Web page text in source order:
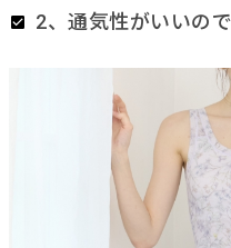
2、通気性がいいの